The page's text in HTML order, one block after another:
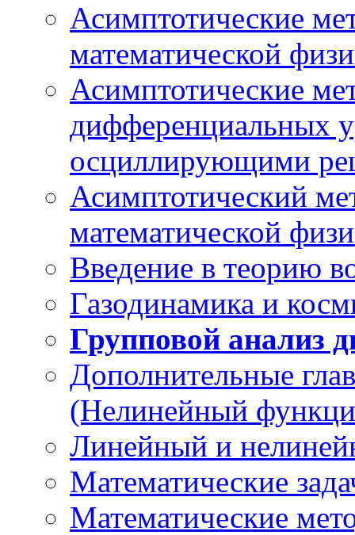
Асимптотические
математической
Асимптотические
дифференциальных
осциллирующими
Асимптотический
математической
Введение в теорию
Газодинамика и
Групповой анализ
Дополнительные
(Нелинейный
Линейный и
Математические
Математические